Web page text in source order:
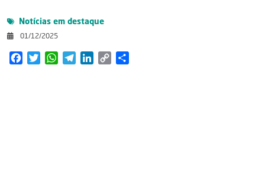
Notícias em destaque
01/12/2025
FacebookTwitterWhatsAppTelegramLinkedIn
Copy